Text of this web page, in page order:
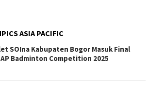
ASIA PACIFIC
SOIna Kabupaten Bogor Masuk Final
Badminton Competition 2025